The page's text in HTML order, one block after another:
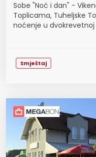
Sobe "Noć i dan" -
Toplicama, Tuheljske
noćenje u dvokrevetnoj
Smještaj